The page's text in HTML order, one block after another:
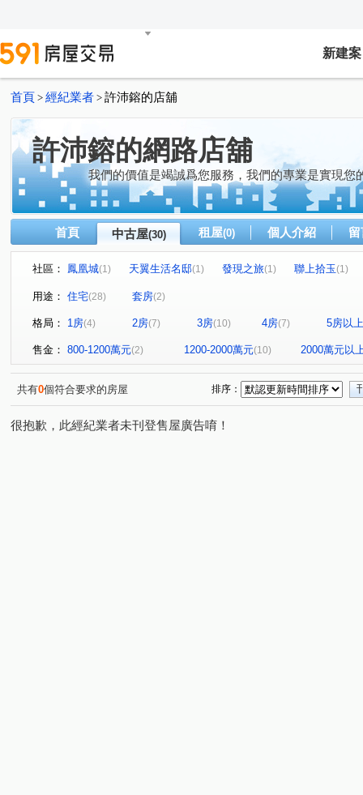
新建案
首頁 > 經紀業者 > 許沛鎔的店舖
許沛鎔的網路店舖
我們的價值是竭誠爲您服務，我們的專業是實現您
首頁 中古屋(30) 租屋(0) 個人介紹
社區： 鳳凰城(1) 天翼生活名邸(1) 發現之旅(1) 聯上拾玉(1)
春池吉品 上河圖
政大水秀 沐極 萬芳蘊(1) 園上園(1)
美麗國幸
湯泉美地(1) 圓通路 民族路(1) 辛亥路六段(1)
永
寶宏路(1) 中興路一段(1) 中正路(1) 寶慶街(1)
文化
安忠路(1) 下崙路(1) 和興路(1)
景興
寶橋路(1) 中興路二段(2) 福興路(2) 新店路(1)
安興
興隆路三段(1) 興德路 (1) 北宜路二段
用途： 住宅(28) 套房(2)
格局： 1房(4) 2房(7) 3房(10) 4房(7) 5房以上
售金： 800-1200萬元(2) 1200-2000萬元(10) 2000萬元以
共有0個符合要求的房屋 排序：
很抱歉，此經紀業者未刊登售屋廣告唷！